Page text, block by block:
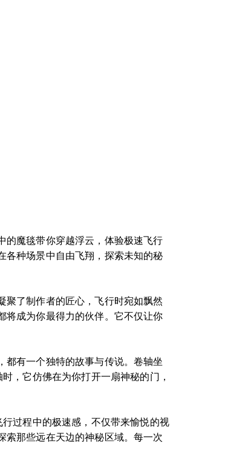
的魔毯带你穿越浮云，体验极速飞行
各种场景中自由飞翔，探索未知的秘
聚了制作者的匠心，飞行时宛如飘然
将成为你最得力的伙伴。它不仅让你
都有一个独特的故事与传说。卷轴坐
，它仿佛在为你打开一扇神秘的门，
过程中的极速感，不仅带来愉悦的视
索那些远在天边的神秘区域。每一次